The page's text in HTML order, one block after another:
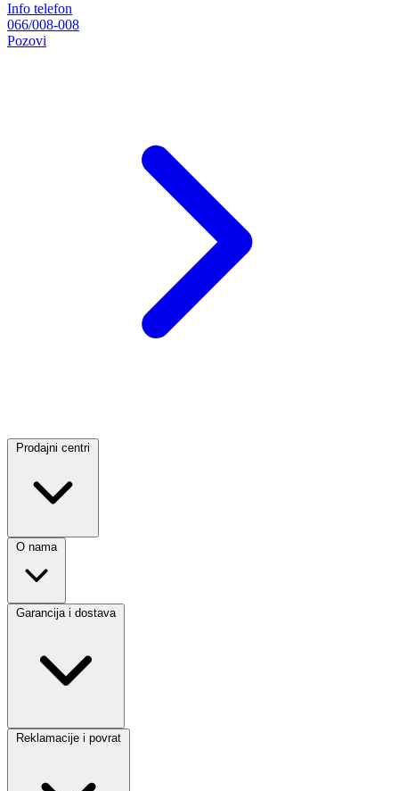
Info telefon
066/008-008
Pozovi
Prodajni centri
O nama
Garancija i dostava
Reklamacije i povrat